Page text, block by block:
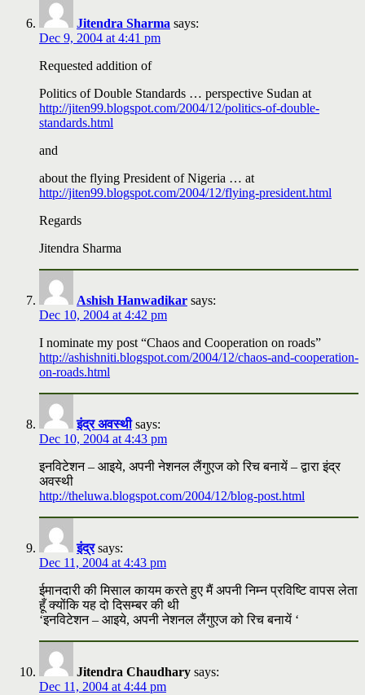
Jitendra Sharma says:
Dec 9, 2004 at 4:41 pm
Requested addition of
Politics of Double Standards … perspective Sudan at
http://jiten99.blogspot.com/2004/12/politics-of-double-
standards.html
and
about the flying President of Nigeria … at
http://jiten99.blogspot.com/2004/12/flying-president.html
Regards
Jitendra Sharma
Ashish Hanwadikar says:
Dec 10, 2004 at 4:42 pm
I nominate my post “Chaos and Cooperation on roads”
http://ashishniti.blogspot.com/2004/12/chaos-and-cooperation-
on-roads.html
इंद्र अवस्थी says:
Dec 10, 2004 at 4:43 pm
इनविटेशन – आइये, अपनी नेशनल लैंगुएज को रिच बनायें – द्वारा इंद्र
अवस्थी
http://theluwa.blogspot.com/2004/12/blog-post.html
इंद्र says:
Dec 11, 2004 at 4:43 pm
ईमानदारी की मिसाल कायम करते हुए मैं अपनी निम्न प्रविष्टि वापस लेता
हूँ क्योंकि यह दो दिसम्बर की थी
‘इनविटेशन – आइये, अपनी नेशनल लैंगुएज को रिच बनायें ‘
Jitendra Chaudhary says:
Dec 11, 2004 at 4:44 pm